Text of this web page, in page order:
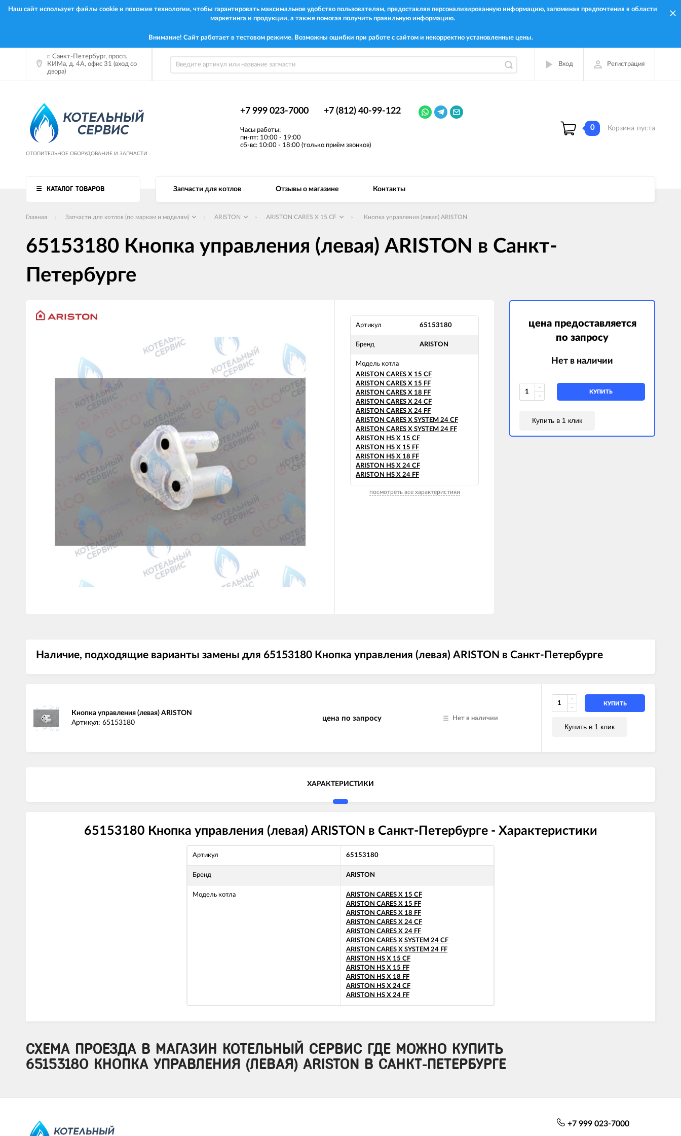
Наш сайт использует файлы cookie и похожие технологии, чтобы гарантировать максимальное удобство пользователям, предоставляя персонализированную информацию, запоминая предпочтения в области
маркетинга и продукции, а также помогая получить правильную информацию.
Внимание! Сайт работает в тестовом режиме. Возможны ошибки при работе с сайтом и некорректно установленные цены.
г. Санкт-Петербург, просп.
КИМа, д. 4А, офис 31 (вход со
двора)
Вход Регистрация
ОТОПИТЕЛЬНОЕ ОБОРУДОВАНИЕ И ЗАПЧАСТИ
+7 999 023-7000 +7 (812) 40-99-122
Часы работы:
пн-пт: 10:00 - 19:00
сб-вс: 10:00 - 18:00 (только приём звонков)
0 Корзина пуста
КАТАЛОГ ТОВАРОВ Запчасти для котлов Отзывы о магазине Контакты
Главная Запчасти для котлов (по маркам и моделям) ARISTON ARISTON CARES X 15 CF Кнопка управления (левая) ARISTON
65153180 Кнопка управления (левая) ARISTON в Санкт-
Петербурге
товаров
Артикул 65153180
Бренд ARISTON
Модель котла
ARISTON CARES X 15 CF
ARISTON CARES X 15 FF
ARISTON CARES X 18 FF
ARISTON CARES X 24 CF
ARISTON CARES X 24 FF
ARISTON CARES X SYSTEM 24 CF
ARISTON CARES X SYSTEM 24 FF
ARISTON HS X 15 CF
ARISTON HS X 15 FF
ARISTON HS X 18 FF
ARISTON HS X 24 CF
ARISTON HS X 24 FF
посмотреть все характеристики
цена предоставляется
по запросу
Нет в наличии
КУПИТЬ
Купить в 1 клик
Наличие, подходящие варианты замены для 65153180 Кнопка управления (левая) ARISTON в Санкт-Петербурге
Кнопка управления (левая) ARISTON
Артикул: 65153180
цена по запросу Нет в наличии
КУПИТЬ
Купить в 1 клик
ХАРАКТЕРИСТИКИ
65153180 Кнопка управления (левая) ARISTON в Санкт-Петербурге - Характеристики
Артикул 65153180
Бренд ARISTON
Модель котла
ARISTON CARES X 15 CF
ARISTON CARES X 15 FF
ARISTON CARES X 18 FF
ARISTON CARES X 24 CF
ARISTON CARES X 24 FF
ARISTON CARES X SYSTEM 24 CF
ARISTON CARES X SYSTEM 24 FF
ARISTON HS X 15 CF
ARISTON HS X 15 FF
ARISTON HS X 18 FF
ARISTON HS X 24 CF
ARISTON HS X 24 FF
СХЕМА ПРОЕЗДА В МАГАЗИН КОТЕЛЬНЫЙ СЕРВИС ГДЕ МОЖНО КУПИТЬ
65153180 КНОПКА УПРАВЛЕНИЯ (ЛЕВАЯ) ARISTON В САНКТ-ПЕТЕРБУРГЕ
+7 999 023-7000